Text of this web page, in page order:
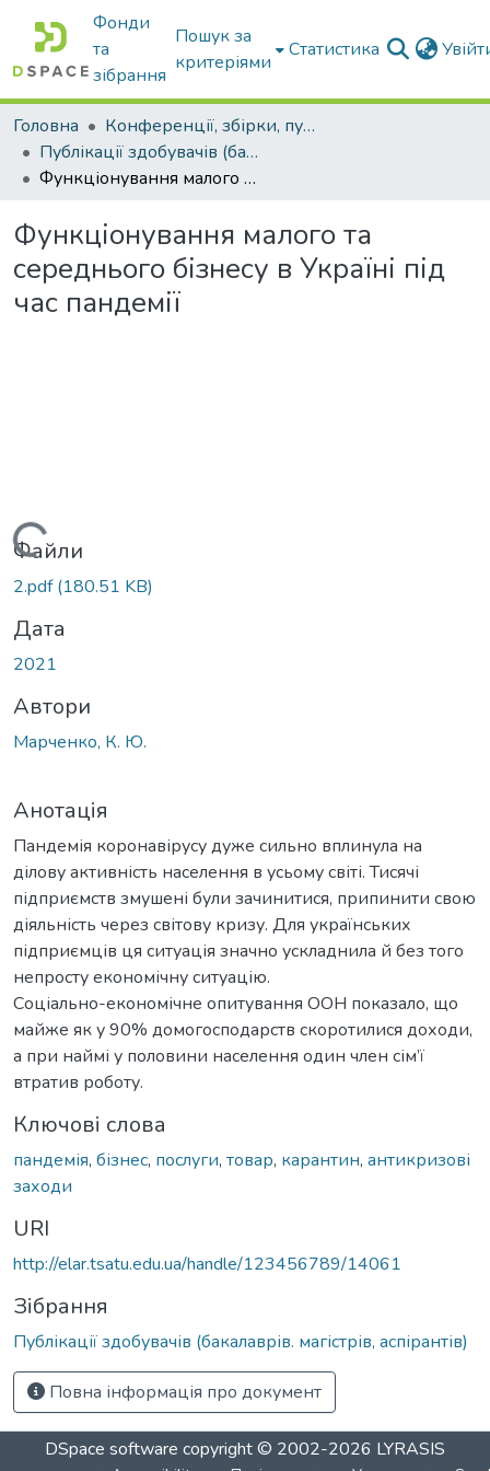
Фонди
та
зібрання
Пошук за
критеріями
Статистика
Головна
Конференції, збірки, публікації молодих вчених і здобувачів : магістрів, бакалаврів, аспірантів.
Публікації здобувачів (бакалаврів. магістрів, аспірантів)
Функціонування малого та середнього бізнесу в Україні під час пандемії
Функціонування малого та
середнього бізнесу в Україні під
час пандемії
Вантажиться...
Файли
2.pdf(180.51 KB)
Дата
2021
Автори
Марченко, К. Ю.
Анотація
Пандемія коронавірусу дуже сильно вплинула на
ділову активність населення в усьому світі. Тисячі
підприємств змушені були зачинитися, припинити свою
діяльність через світову кризу. Для українських
підприємців ця ситуація значно ускладнила й без того
непросту економічну ситуацію.
Соціально-економічне опитування ООН показало, що
майже як у 90% домогосподарств скоротилися доходи,
а при наймі у половини населення один член сім’ї
втратив роботу.
Ключові слова
пандемія, бізнес, послуги, товар, карантин, антикризові
заходи
URI
http://elar.tsatu.edu.ua/handle/123456789/14061
Зібрання
Публікації здобувачів (бакалаврів. магістрів, аспірантів)
Повна інформація про документ
DSpace software copyright © 2002-2026 LYRASIS